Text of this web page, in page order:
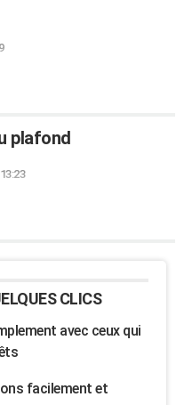
plafond
CLICS
avec ceux qui
facilement et